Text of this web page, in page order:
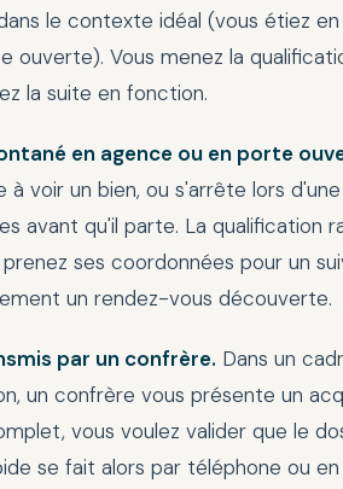
le contexte idéal (vous étiez
ouverte). Vous menez la
la suite en fonction.
en agence ou en porte
à voir un bien, ou s'arrête lors
avant qu'il parte. La qualification
ses coordonnées pour un
un rendez-vous découverte.
par un confrère. Dans un
un confrère vous présente un
vous voulez valider que le
se fait alors par téléphone ou